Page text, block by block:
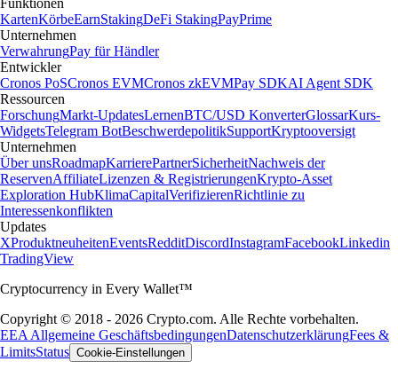
Funktionen
KartenKörbeEarnStakingDeFi StakingPayPrime
Unternehmen
VerwahrungPay für Händler
Entwickler
Cronos PoSCronos EVMCronos zkEVMPay SDKAI Agent SDK
Ressourcen
ForschungMarkt-UpdatesLernenBTC/USD KonverterGlossarKurs-
WidgetsTelegram BotBeschwerdepolitikSupportKryptooversigt
Unternehmen
Über unsRoadmapKarrierePartnerSicherheitNachweis der
ReservenAffiliateLizenzen & RegistrierungenKrypto-Asset
Exploration HubKlimaCapitalVerifizierenRichtlinie zu
Interessenkonflikten
Updates
XProduktneuheitenEventsRedditDiscordInstagramFacebookLinkedin
TradingView
Cryptocurrency in Every Wallet™
Copyright © 2018 - 2026 Crypto.com. Alle Rechte vorbehalten.
EEA Allgemeine GeschäftsbedingungenDatenschutzerklärungFees &
LimitsStatus Cookie-Einstellungen